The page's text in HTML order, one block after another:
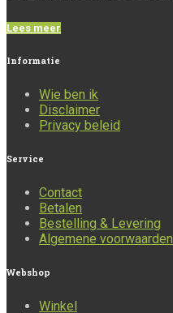
Lees meer
Informatie
Wie ben ik
Disclaimer
Privacy beleid
Service
Contact
Betalen
Bestelling & Levering
Algemene voorwaarden
Webshop
Winkel